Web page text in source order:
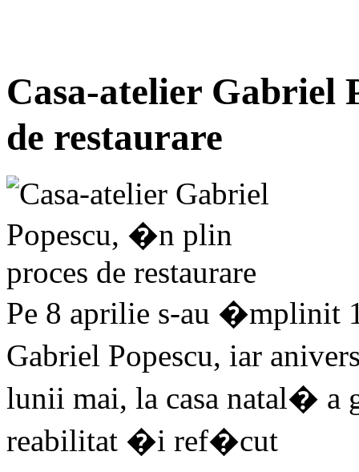
Casa-atelier Gabriel
de restaurare
Pe 8 aprilie s-au �mplinit
Gabriel Popescu, iar
lunii mai, la casa natal� a
reabilitat �i ref�cut